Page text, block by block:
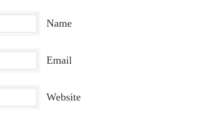
Name
Email
Website